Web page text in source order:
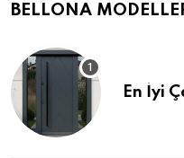
BELLONA
En İyi